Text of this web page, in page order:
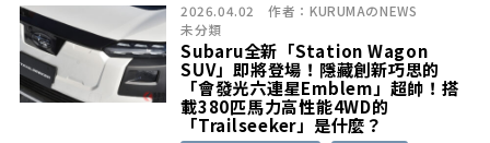
2026.04.02 作者： KURUMAのNEWS
未分類
Subaru全新「Station Wagon
SUV」即將登場！隱藏創新巧思的
「會發光六連星Emblem」超帥！搭
載380匹馬力高性能4WD的
「Trailseeker」是什麼？